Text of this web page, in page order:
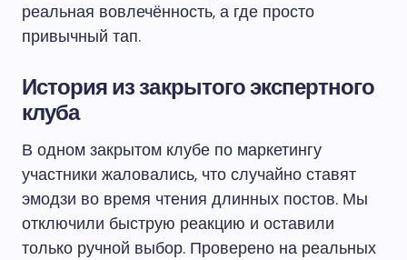
реальная вовлечённость, а где просто
привычный тап.
История из закрытого экспертного
клуба
В одном закрытом клубе по маркетингу
участники жаловались, что случайно ставят
эмодзи во время чтения длинных постов. Мы
отключили быструю реакцию и оставили
только ручной выбор. Проверено на реальных